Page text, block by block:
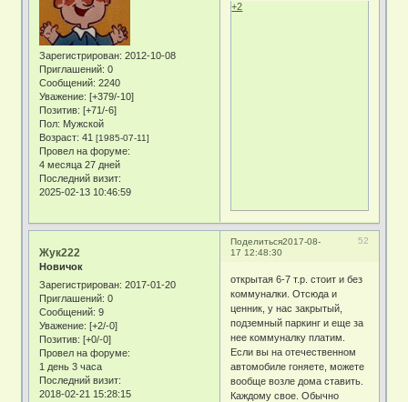
Зарегистрирован: 2012-10-08
Приглашений: 0
Сообщений: 2240
Уважение: [+379/-10]
Позитив: [+71/-6]
Пол: Мужской
Возраст: 41[1985-07-11]
Провел на форуме:
4 месяца 27 дней
Последний визит:
2025-02-13 10:46:59
+2
Поделиться 52
2017-08-
17 12:48:30
Жук222
Новичок
Зарегистрирован: 2017-01-20
Приглашений: 0
Сообщений: 9
Уважение: [+2/-0]
Позитив: [+0/-0]
Провел на форуме:
1 день 3 часа
Последний визит:
2018-02-21 15:28:15
открытая 6-7 т.р. стоит и без
коммуналки. Отсюда и
ценник, у нас закрытый,
подземный паркинг и еще за
нее коммуналку платим.
Если вы на отечественном
автомобиле гоняете, можете
вообще возле дома ставить.
Каждому свое. Обычно